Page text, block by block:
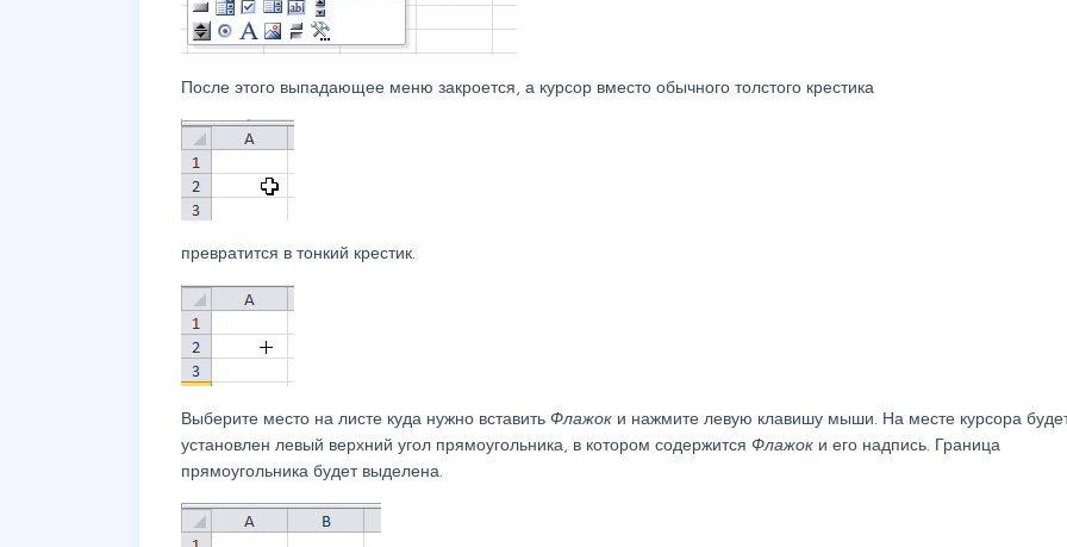
После этого выпадающее меню закроется, а курсор вместо обычного толстого крестика
превратится в тонкий крестик.
Выберите место на листе куда нужно вставить Флажок и нажмите левую клавишу мыши. На месте курсора
установлен левый верхний угол прямоугольника, в котором содержится Флажок и его надпись. Граница
прямоугольника будет выделена.